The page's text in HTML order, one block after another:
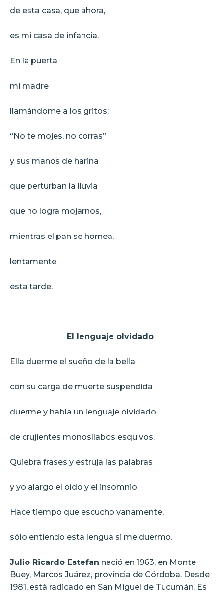
de esta casa, que ahora,
es mi casa de infancia.
En la puerta
mi madre
llamándome a los gritos:
“No te mojes, no corras”
y sus manos de harina
que perturban la lluvia
que no logra mojarnos,
mientras el pan se hornea,
lentamente
esta tarde.
El lenguaje olvidado
Ella duerme el sueño de la bella
con su carga de muerte suspendida
duerme y habla un lenguaje olvidado
de crujientes monosílabos esquivos.
Quiebra frases y estruja las palabras
y yo alargo el oído y el insomnio.
Hace tiempo que escucho vanamente,
sólo entiendo esta lengua si me duermo.
Julio Ricardo Estefan nació en 1963, en Monte
Buey, Marcos Juárez, provincia de Córdoba. Desde
1981, está radicado en San Miguel de Tucumán. Es